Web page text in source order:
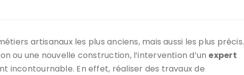
artisanaux les plus anciens, mais aussi les plus précis.
ou une nouvelle construction, l’intervention d’un expert
incontournable. En effet, réaliser des travaux de